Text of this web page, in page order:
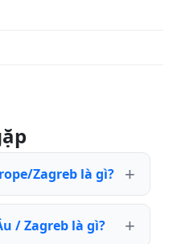
Zagreb là gì?
/ Zagreb là gì?